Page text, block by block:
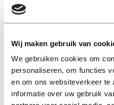
Wij maken gebruik van
We gebruiken cookies om
personaliseren, om functies
en om ons websiteverkeer te
informatie over uw gebruik
broers en zussen of
“Klopt. Het antwoord is nee.
persoonlijkheidsontwikkeling
niet samen met de Big Five
en broers en zussen.